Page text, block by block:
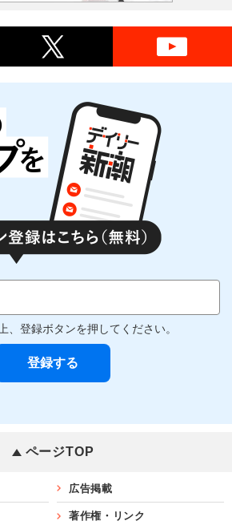
、登録ボタンを押してください。
ページTOP
広告掲載
著作権・リンク